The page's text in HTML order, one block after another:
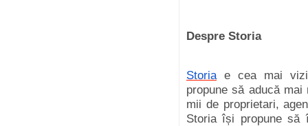
Despre Storia
Storiae cea mai
propune să aducă
mii de proprietari,
Storia își propune să